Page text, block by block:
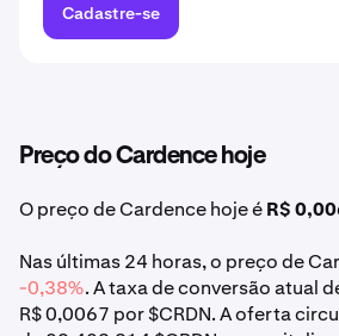
Cadastre-se
Preço do Cardence hoje
O preço de Cardence hoje éR$
Nas últimas 24 horas, o preço de
-0,38%. A taxa de conversão atual
R$ 0,0067 por $CRDN. A oferta